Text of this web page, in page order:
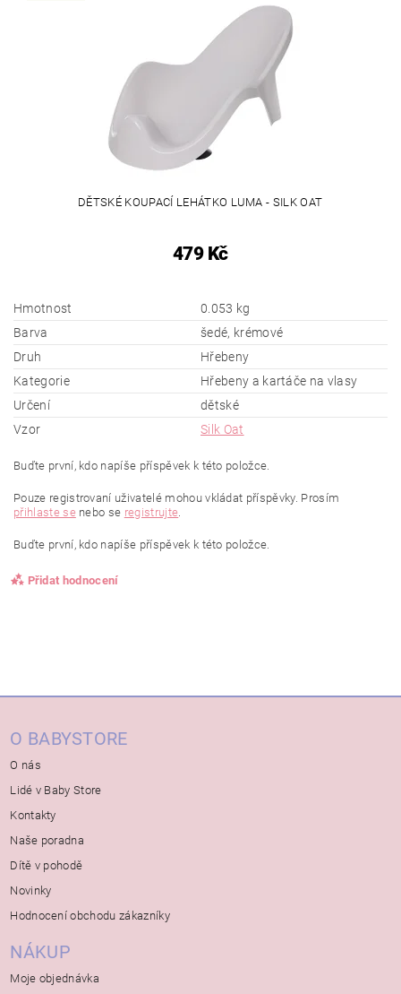
DĚTSKÉ KOUPACÍ LEHÁTKO LUMA - SILK OAT
479 Kč
Hmotnost
0.053 kg
Barva
šedé, krémové
Druh
Hřebeny
Kategorie
Hřebeny a kartáče na vlasy
Určení
dětské
Vzor
Silk Oat
Buďte první, kdo napíše příspěvek k této položce.
Pouze registrovaní uživatelé mohou vkládat příspěvky. Prosím
přihlaste senebo se registrujte
Buďte první, kdo napíše příspěvek k této položce.
Přidat hodnocení
O BABYSTORE
O nás
Lidé v Baby Store
Kontakty
Naše poradna
Dítě v pohodě
Novinky
Hodnocení obchodu zákazníky
NÁKUP
Moje objednávka